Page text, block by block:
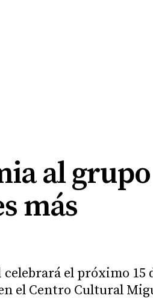
al grupo
más
el próximo 15
el Centro Cultural